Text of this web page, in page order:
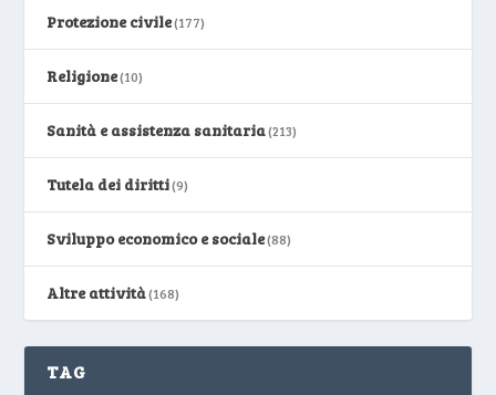
Protezione civile(177)
Religione(10)
Sanità e assistenza sanitaria(213)
Tutela dei diritti(9)
Sviluppo economico e sociale(88)
Altre attività(168)
TAG